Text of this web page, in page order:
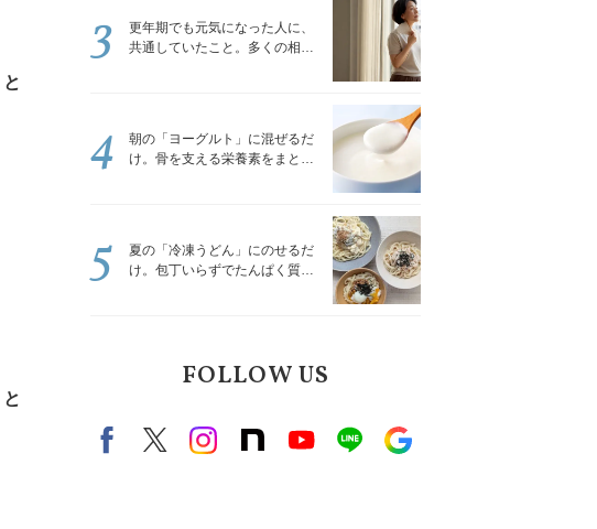
更年期でも元気になった人に、
共通していたこと。多くの相談
3
朝の「ヨーグルト」に混ぜるだ
け。骨を支える栄養素をまとめ
4
夏の「冷凍うどん」にのせるだ
け。包丁いらずでたんぱく質を
5
FOLLOW US
FacebookX（旧twitter）
instagram
note Youtubeline